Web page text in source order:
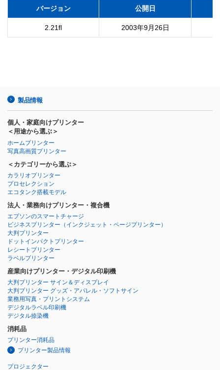
バージョン 公開日
2.21fl 2003年9月26日
製品情報
個人・家庭向けプリンター
＜用途から選ぶ＞
ホームプリンター
写真高画質プリンター
＜カテゴリーから選ぶ＞
カラリオプリンター
プロセレクション
エコタンク搭載モデル
法人・業務向けプリンター・複合機
エプソンのスマートチャージ
ビジネスプリンター （インクジェット・ページプリンター）
大判プリンター
ドットインパクトプリンター
レシートプリンター
ラベルプリンター
産業向けプリンター・デジタル印刷機
大判プリンター サイン＆ディスプレイ
大判プリンター グッズ・アパレル・ソフトサイン
業務用写真・プリントシステム
デジタルラベル印刷機
デジタル捺染機
消耗品
プリンター消耗品
プリンター製品情報
プロジェクター